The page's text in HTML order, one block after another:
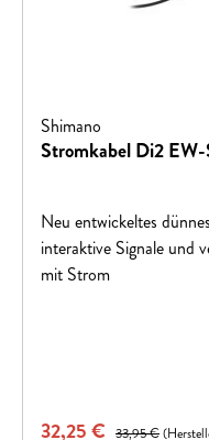
Shimano
Stromkabel Di2
Neu entwickeltes
interaktive Signale und
mit Strom
Verkaufspreis:
32,25 € Regulärer Preis:
33,95 €